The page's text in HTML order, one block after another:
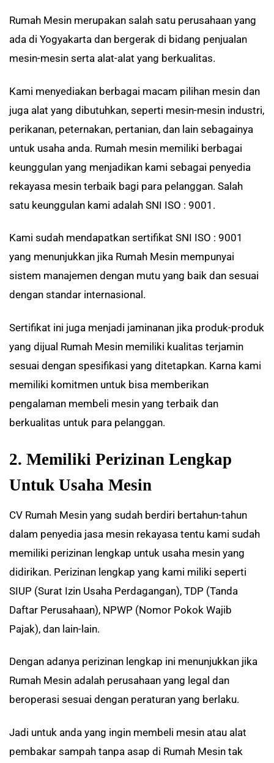
Rumah Mesin merupakan salah satu perusahaan yang
ada di Yogyakarta dan bergerak di bidang penjualan
mesin-mesin serta alat-alat yang berkualitas.
Kami menyediakan berbagai macam pilihan mesin dan
juga alat yang dibutuhkan, seperti mesin-mesin industri,
perikanan, peternakan, pertanian, dan lain sebagainya
untuk usaha anda. Rumah mesin memiliki berbagai
keunggulan yang menjadikan kami sebagai penyedia
rekayasa mesin terbaik bagi para pelanggan. Salah
satu keunggulan kami adalah SNI ISO : 9001.
Kami sudah mendapatkan sertifikat SNI ISO : 9001
yang menunjukkan jika Rumah Mesin mempunyai
sistem manajemen dengan mutu yang baik dan sesuai
dengan standar internasional.
Sertifikat ini juga menjadi jaminanan jika produk-produk
yang dijual Rumah Mesin memiliki kualitas terjamin
sesuai dengan spesifikasi yang ditetapkan. Karna kami
memiliki komitmen untuk bisa memberikan
pengalaman membeli mesin yang terbaik dan
berkualitas untuk para pelanggan.
2. Memiliki Perizinan Lengkap
Untuk Usaha Mesin
CV Rumah Mesin yang sudah berdiri bertahun-tahun
dalam penyedia jasa mesin rekayasa tentu kami sudah
memiliki perizinan lengkap untuk usaha mesin yang
didirikan. Perizinan lengkap yang kami miliki seperti
SIUP (Surat Izin Usaha Perdagangan), TDP (Tanda
Daftar Perusahaan), NPWP (Nomor Pokok Wajib
Pajak), dan lain-lain.
Dengan adanya perizinan lengkap ini menunjukkan jika
Rumah Mesin adalah perusahaan yang legal dan
beroperasi sesuai dengan peraturan yang berlaku.
Jadi untuk anda yang ingin membeli mesin atau alat
pembakar sampah tanpa asap di Rumah Mesin tak